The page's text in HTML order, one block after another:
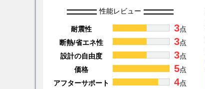
性能レビュー
耐震性 3点
断熱/省エネ性
3点
設計の自由度
3点
価格
5点
アフターサポート
4点